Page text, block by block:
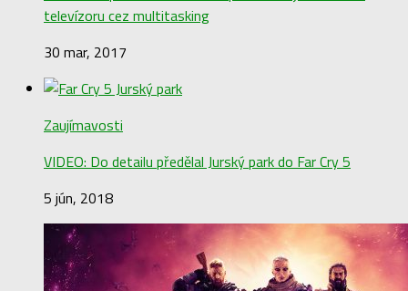
televízoru cez multitasking
30 mar, 2017
Zaujímavosti
VIDEO: Do detailu předělal Jurský park do Far Cry 5
5 jún, 2018